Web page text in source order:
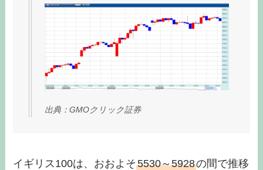
出典：GMOクリック証券
イギリス100は、おおよそ5530～5928の間で推移